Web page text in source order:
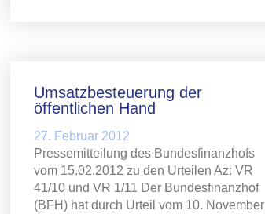
Umsatzbesteuerung der
öffentlichen Hand
27. Februar 2012
Pressemitteilung des Bundesfinanzhofs
vom 15.02.2012 zu den Urteilen Az: VR
41/10 und VR 1/11 Der Bundesfinanzhof
(BFH) hat durch Urteil vom 10. November